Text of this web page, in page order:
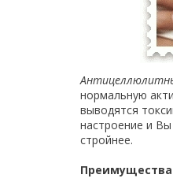
нормальную
выводятся
настроение и
стройнее.
Преимущества